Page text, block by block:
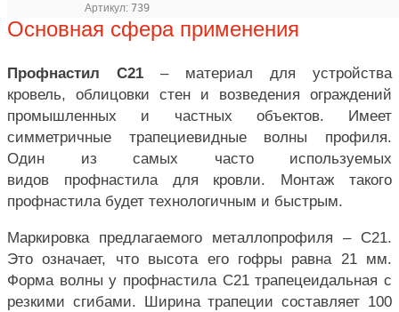
Артикул: 739
Основная сфера применения
Профнастил С21 – материал для устройства
кровель, облицовки стен и возведения ограждений
промышленных и частных объектов. Имеет
симметричные трапециевидные волны профиля.
Один из самых часто используемых
видов профнастила для кровли. Монтаж такого
профнастила будет технологичным и быстрым.
Маркировка предлагаемого металлопрофиля – С21.
Это означает, что высота его гофры равна 21 мм.
Форма волны у профнастила С21 трапецеидальная с
резкими сгибами. Ширина трапеции составляет 100